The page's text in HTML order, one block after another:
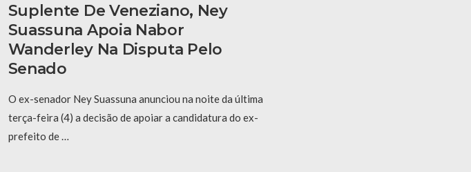
Suplente De Veneziano, Ney
Suassuna Apoia Nabor
Wanderley Na Disputa Pelo
Senado
O ex-senador Ney Suassuna anunciou na noite da última
terça-feira (4) a decisão de apoiar a candidatura do ex-
prefeito de …